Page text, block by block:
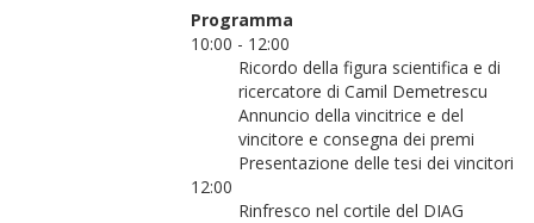
Programma
10:00 - 12:00
Ricordo della figura scientifica e di
ricercatore di Camil Demetrescu
Annuncio della vincitrice e del
vincitore e consegna dei premi
Presentazione delle tesi dei vincitori
12:00
Rinfresco nel cortile del DIAG